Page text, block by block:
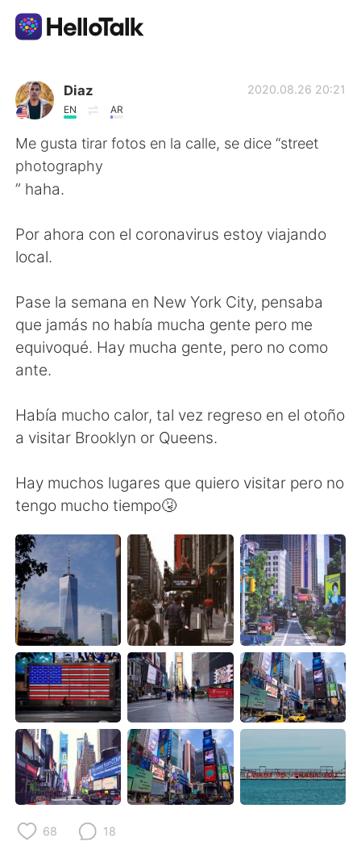
Language Exchange App
AI Grammar Checker
English
简体中文 繁體中文
Français Deutsch
日本語
Русский ไทย
Indonesia Italiano
Türkçe Tiếng Việt
Diaz
EN AR
2020.08.26 20:21
Me gusta tirar fotos en la calle, se dice “street
photography
” haha.
Por ahora con el coronavirus estoy viajando
local.
Pase la semana en New York City, pensaba
que jamás no había mucha gente pero me
equivoqué. Hay mucha gente, pero no como
ante.
Había mucho calor, tal vez regreso en el otoño
a visitar Brooklyn or Queens.
Hay muchos lugares que quiero visitar pero no
tengo mucho tiempo🤧
68 18